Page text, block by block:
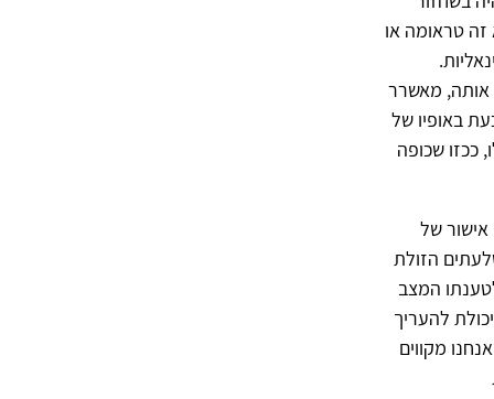
זה טראומה או
אותה, מאשרר
באופיו של
ככזו שכופה
של
הזולת
המצב
להעריך
מקווים